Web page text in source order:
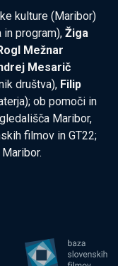
kulture (Maribor)
in program), Žiga
Mežnar
Mesarič
društva), Filip
ob pomoči in
Maribor,
filmov in GT22;